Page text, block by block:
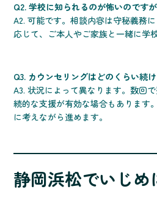
Q2. 学校に知られるのが怖いのです
A2. 可能です。相談内容は守秘義務
応じて、ご本人やご家族と一緒に学
Q3. カウンセリングはどのくらい続
A3. 状況によって異なります。数回
続的な支援が有効な場合もあります
に考えながら進めます。
静岡浜松でいじめ